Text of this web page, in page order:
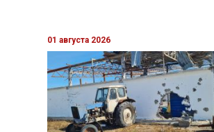
01 августа 2026